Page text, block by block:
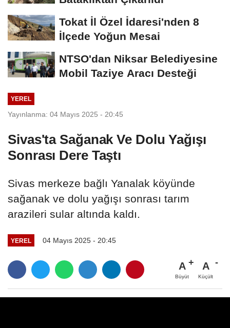
Tokat İl Özel İdaresi'nden 8
İlçede Yoğun Mesai
NTSO'dan Niksar Belediyesine
Mobil Taziye Aracı Desteği
YEREL
Yayınlanma: 04 Mayıs 2025 - 20:45
Sivas'ta Sağanak Ve Dolu Yağışı
Sonrası Dere Taştı
Sivas merkeze bağlı Yanalak köyünde
sağanak ve dolu yağışı sonrası tarım
arazileri sular altında kaldı.
YEREL 04 Mayıs 2025 - 20:45
A
Büyüt
A
Küçült